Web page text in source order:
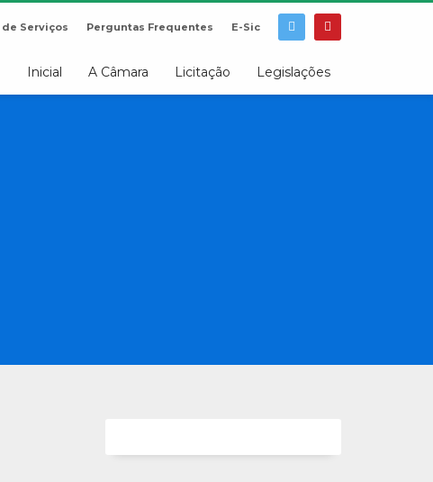
de Serviços Perguntas Frequentes E-Sic
Inicial A Câmara Licitação Legislações